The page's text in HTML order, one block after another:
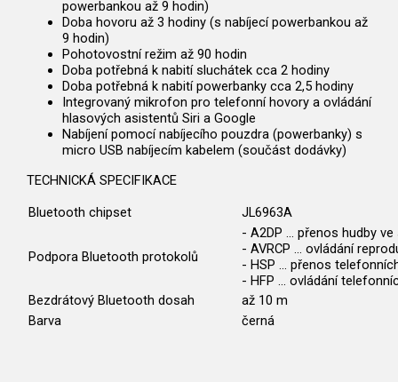
powerbankou až 9 hodin)
Doba hovoru až 3 hodiny (s nabíjecí powerbankou až
9 hodin)
Pohotovostní režim až 90 hodin
Doba potřebná k nabití sluchátek cca 2 hodiny
Doba potřebná k nabití powerbanky cca 2,5 hodiny
Integrovaný mikrofon pro telefonní hovory a ovládání
hlasových asistentů Siri a Google
Nabíjení pomocí nabíjecího pouzdra (powerbanky) s
micro USB nabíjecím kabelem (součást dodávky)
TECHNICKÁ SPECIFIKACE
Bluetooth chipset
JL6963A
Podpora Bluetooth protokolů
- A2DP ... přenos hudby
- AVRCP ... ovládání
- HSP ... přenos
- HFP ... ovládání
Bezdrátový Bluetooth dosah
až 10 m
Barva
černá